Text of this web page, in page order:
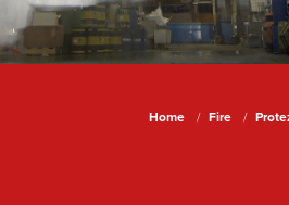
Home Fire